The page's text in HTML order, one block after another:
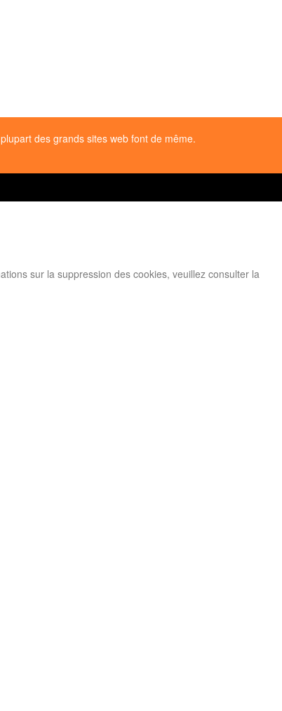
des grands sites web font de même.
sur la suppression des cookies, veuillez consulter la